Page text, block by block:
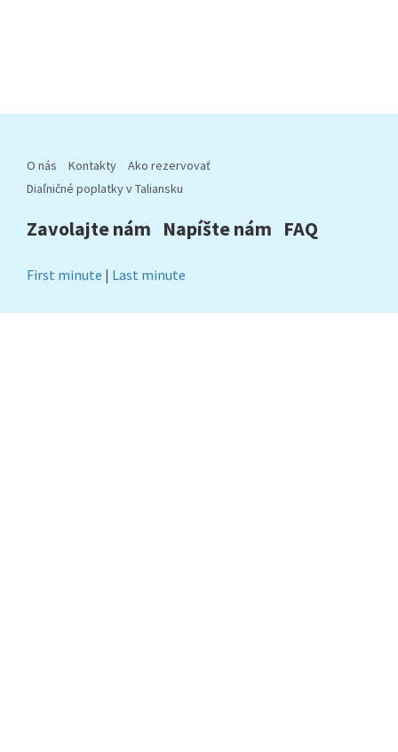
O nás Kontakty
Ako rezervovať
Diaľničné poplatky v Taliansku
Zavolajte nám Napíšte nám FAQ
First minute | Last minute